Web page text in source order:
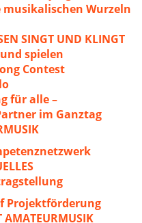
musikalischen Wurzeln
SINGT UND KLINGT
spielen
Contest
für alle –
im Ganztag
Projektförderung
AMATEURMUSIK